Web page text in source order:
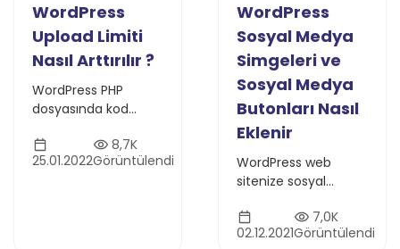
WordPress
Upload Limiti
Nasıl Arttırılır ?
WordPress PHP
dosyasında kod
limiti artırmanın 4
yolunu öğrenin.
25.01.2022
8,7K
Görüntülendi
WordPress
Sosyal Medya
Simgeleri ve
Sosyal Medya
Butonları Nasıl
Eklenir
WordPress web
sitenize sosyal
sosyal medya
butonlarını ve sosyal
02.12.2021
7,0K
Görüntülendi